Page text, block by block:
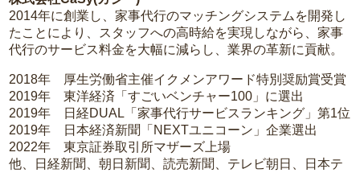
2014年に創業し、家事代行のマッチングシステムを開発し
たことにより、スタッフへの高時給を実現しながら、家事
代行のサービス料金を大幅に減らし、業界の革新に貢献。
2018年 厚生労働省主催イクメンアワード特別奨励賞受賞
2019年 東洋経済「すごいベンチャー100」に選出
2019年 日経DUAL「家事代行サービスランキング」第1位
2019年 日本経済新聞「NEXTユニコーン」企業選出
2022年 東京証券取引所マザーズ上場
他、日経新聞、朝日新聞、読売新聞、テレビ朝日、日本テ